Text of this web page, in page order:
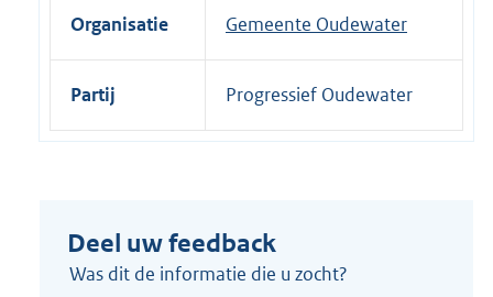
Organisatie Gemeente Oudewater
Partij Progressief Oudewater
Deel uw feedback
Was dit de informatie die u zocht?